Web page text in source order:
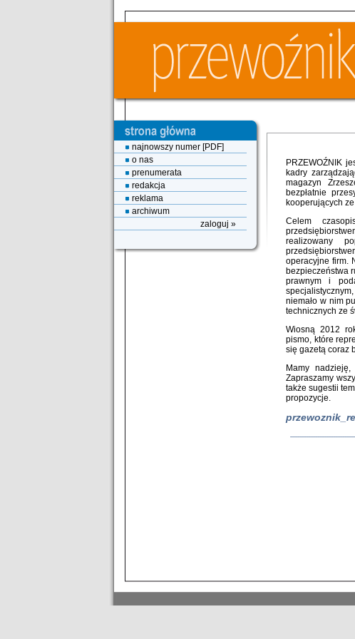
najnowszy numer [PDF]
o nas
prenumerata
redakcja
reklama
archiwum
zaloguj »
PRZEWOŹNIK
kadry
magazyn
bezpłatnie
kooperujących
Celem
realizowany
operacyjne firm.
bezpieczeństwa
prawnym i
niemało w nim
technicznych ze
Wiosną 2012
pismo, które
się gazetą coraz
Mamy
Zapraszamy
także sugestii
propozycje.